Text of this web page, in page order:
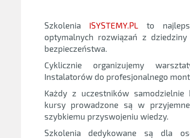
Szkolenia ISYSTEMY.PL
to
optymalnych rozwiązań z
bezpieczeństwa.
Cyklicznie organizujemy
Instalatorów do profesjonalnego
Każdy z uczestników samodzielnie
kursy prowadzone są w
szybkiemu przyswojeniu wiedzy.
Szkolenia dedykowane są dla